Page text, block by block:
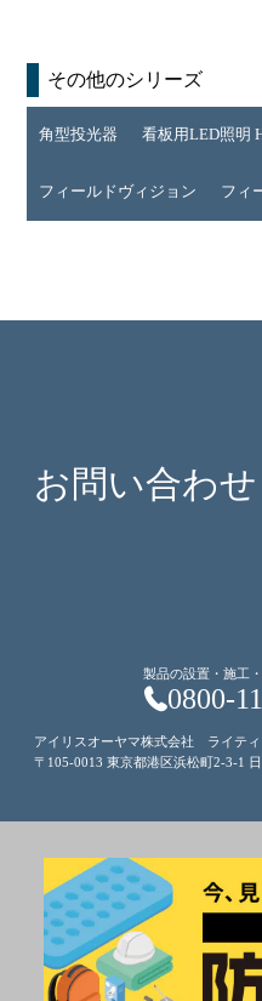
その他のシリーズ
角型投光器 看板用LED照明
フィールドヴィジョン フィ
お問い合わせ
製品の設置・施工
0800-
アイリスオーヤマ株式会社 ライテ
〒105-0013 東京都港区浜松町2-3-1